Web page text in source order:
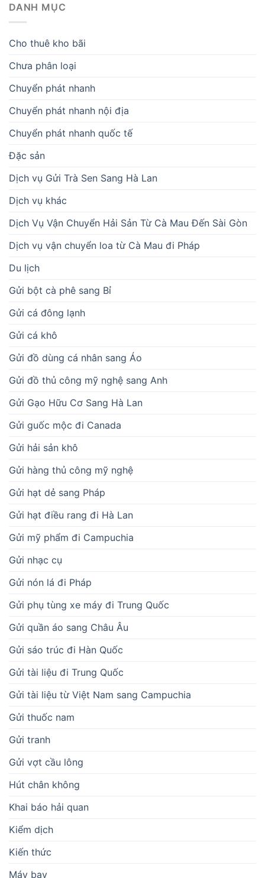
DANH MỤC
Cho thuê kho bãi
Chưa phân loại
Chuyển phát nhanh
Chuyển phát nhanh nội địa
Chuyển phát nhanh quốc tế
Đặc sản
Dịch vụ Gửi Trà Sen Sang Hà Lan
Dịch vụ khác
Dịch Vụ Vận Chuyển Hải Sản Từ Cà Mau Đến Sài Gòn
Dịch vụ vận chuyển loa từ Cà Mau đi Pháp
Du lịch
Gửi bột cà phê sang Bỉ
Gửi cá đông lạnh
Gửi cá khô
Gửi đồ dùng cá nhân sang Áo
Gửi đồ thủ công mỹ nghệ sang Anh
Gửi Gạo Hữu Cơ Sang Hà Lan
Gửi guốc mộc đi Canada
Gửi hải sản khô
Gửi hàng thủ công mỹ nghệ
Gửi hạt dẻ sang Pháp
Gửi hạt điều rang đi Hà Lan
Gửi mỹ phẩm đi Campuchia
Gửi nhạc cụ
Gửi nón lá đi Pháp
Gửi phụ tùng xe máy đi Trung Quốc
Gửi quần áo sang Châu Âu
Gửi sáo trúc đi Hàn Quốc
Gửi tài liệu đi Trung Quốc
Gửi tài liệu từ Việt Nam sang Campuchia
Gửi thuốc nam
Gửi tranh
Gửi vợt cầu lông
Hút chân không
Khai báo hải quan
Kiểm dịch
Kiến thức
Máy bay